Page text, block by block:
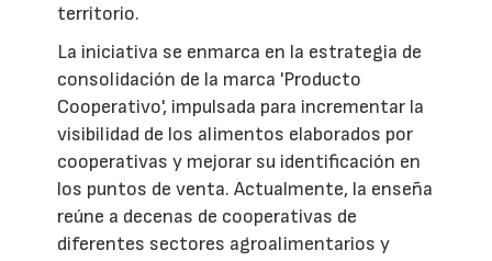
territorio.
La iniciativa se enmarca en la estrategia de
consolidación de la marca 'Producto
Cooperativo', impulsada para incrementar la
visibilidad de los alimentos elaborados por
cooperativas y mejorar su identificación en
los puntos de venta. Actualmente, la enseña
reúne a decenas de cooperativas de
diferentes sectores agroalimentarios y